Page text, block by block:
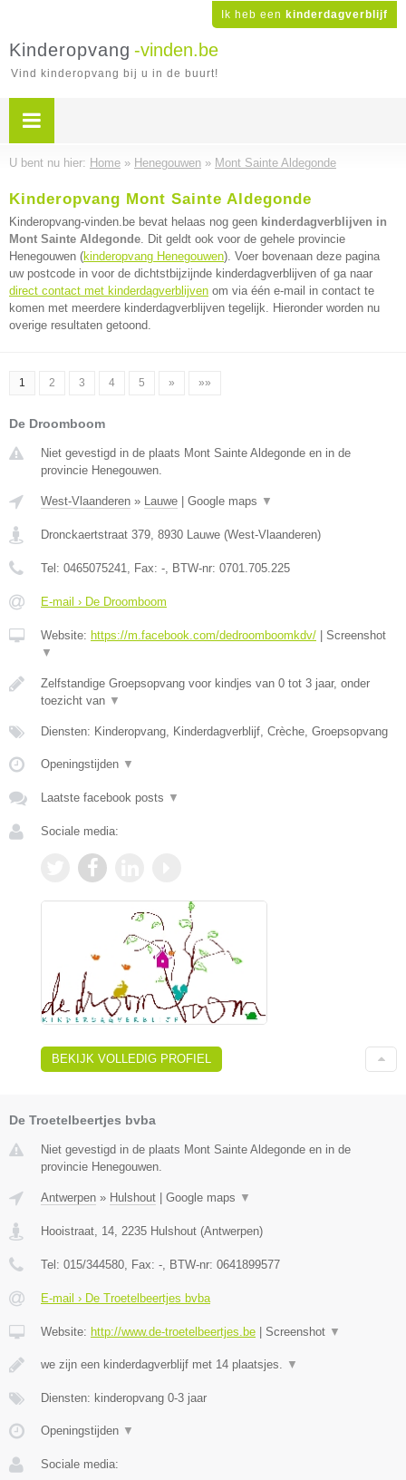
Ik heb een kinderdagverblijf
Kinderopvang -vinden.be
Vind kinderopvang bij u in de buurt!
U bent nu hier: Home » Henegouwen » Mont Sainte Aldegonde
Kinderopvang Mont Sainte Aldegonde
Kinderopvang-vinden.be bevat helaas nog geen kinderdagverblijven in
Mont Sainte Aldegonde. Dit geldt ook voor de gehele provincie
Henegouwen (kinderopvang Henegouwen). Voer bovenaan deze pagina
uw postcode in voor de dichtstbijzijnde kinderdagverblijven of ga naar
direct contact met kinderdagverblijven om via één e-mail in contact te
komen met meerdere kinderdagverblijven tegelijk. Hieronder worden nu
overige resultaten getoond.
1 2 3 4 5 » »»
De Droomboom
Niet gevestigd in de plaats Mont Sainte Aldegonde en in de
provincie Henegouwen.
West-Vlaanderen » Lauwe Google maps ▼
Dronckaertstraat 379, 8930 Lauwe (West-Vlaanderen)
Tel: 0465075241, Fax: -, BTW-nr: 0701.705.225
E-mail › De Droomboom
Website: https://m.facebook.com/dedroomboomkdv/
Screenshot
▼
Zelfstandige Groepsopvang voor kindjes van 0 tot 3 jaar, onder
toezicht van ▼
Diensten: Kinderopvang, Kinderdagverblijf, Crèche, Groepsopvang
Openingstijden ▼
Laatste facebook posts ▼
Sociale media:
BEKIJK VOLLEDIG PROFIEL
De Troetelbeertjes bvba
Niet gevestigd in de plaats Mont Sainte Aldegonde en in de
provincie Henegouwen.
Antwerpen » Hulshout Google maps ▼
Hooistraat, 14 2235 Hulshout (Antwerpen)
Tel: 015/344580 , Fax: - , BTW-nr: 0641899577
E-mail › De Troetelbeertjes bvba
Website: http://www.de-troetelbeertjes.be Screenshot ▼
we zijn een kinderdagverblijf met 14 plaatsjes. ▼
Diensten: kinderopvang 0-3 jaar
Openingstijden ▼
Sociale media: